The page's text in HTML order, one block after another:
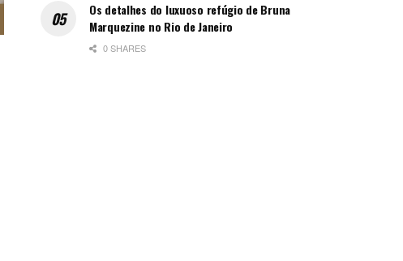
Os detalhes do luxuoso refúgio de Bruna
Marquezine no Rio de Janeiro
0 SHARES